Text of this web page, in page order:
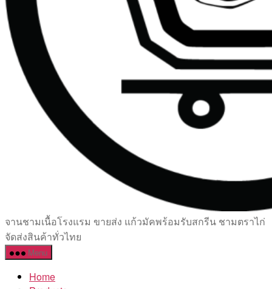
เซรามิค
ครบ
ครัน
โรงงาน
จานชามเนื้อโรงแรม ขายส่ง แก้วมัคพร้อมรับสกรีน ชามตราไก่
จัดส่งสินค้าทั่วไทย
Menu
Home